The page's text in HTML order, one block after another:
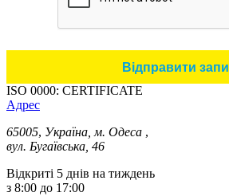
ISO 0000: CERTIFICATE
Адрес
65005, Україна, м. Одеса ,
вул. Бугаївська, 46
Відкриті 5 днів на тиждень
з 8:00 до 17:00